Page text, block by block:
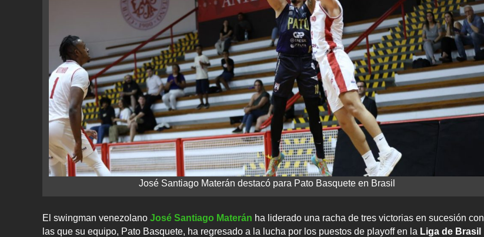
José Santiago Materán destacó para Pato Basquete en Brasil
El swingman venezolano José Santiago Materán ha liderado una racha de tres victorias en sucesión con
las que su equipo, Pato Basquete, ha regresado a la lucha por los puestos de playoff en la Liga de Brasil